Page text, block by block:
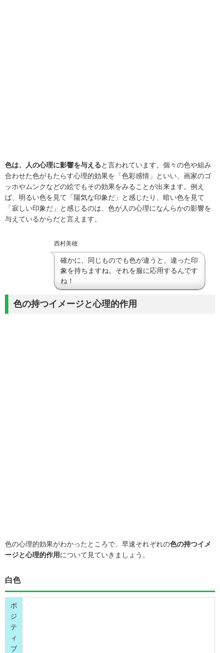
色は、人の心理に影響を与えると言われています。個々の色や組み
合わせた色がもたらす心理的効果を「色彩感情」といい、画家のゴ
ッホやムンクなどの絵でもその効果をみることが出来ます。例え
ば、明るい色を見て「陽気な印象だ」と感じたり、暗い色を見て
「寂しい印象だ」と感じるのは、色が人の心理になんらかの影響を
与えているからだと言えます。
西村美穂
確かに、同じものでも色が違うと、違った印
象を持ちますね。それを服に応用するんです
ね！
色の持つイメージと心理的作用
色の心理的効果がわかったところで、早速それぞれの色の持つイメ
ージと心理的作用について見ていきましょう。
白色
ポ
ジ
テ
ィ
ブ